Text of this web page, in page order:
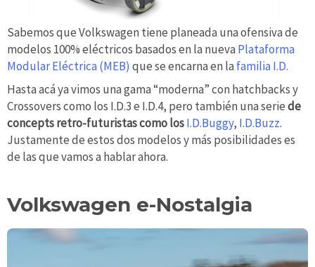
Sabemos que Volkswagen tiene planeada una ofensiva de
modelos 100% eléctricos basados en la nueva Plataforma
Modular Eléctrica (MEB) que se encarna en la familia I.D.
Hasta acá ya vimos una gama “moderna” con hatchbacks y
Crossovers como los I.D.3 e I.D.4, pero también una seriede
concepts retro-futuristas como losI.D.Buggy, I.D.Buzz.
Justamente de estos dos modelos y más posibilidades es
de las que vamos a hablar ahora.
Volkswagen e-Nostalgia